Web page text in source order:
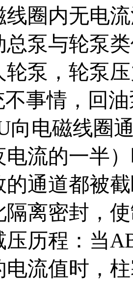
线圈内无电
总泵与轮泵
轮泵，轮泵
不事情，回
向电磁线圈
电流的一半
的通道都被
隔离密封，
压历程：当
电流值时，